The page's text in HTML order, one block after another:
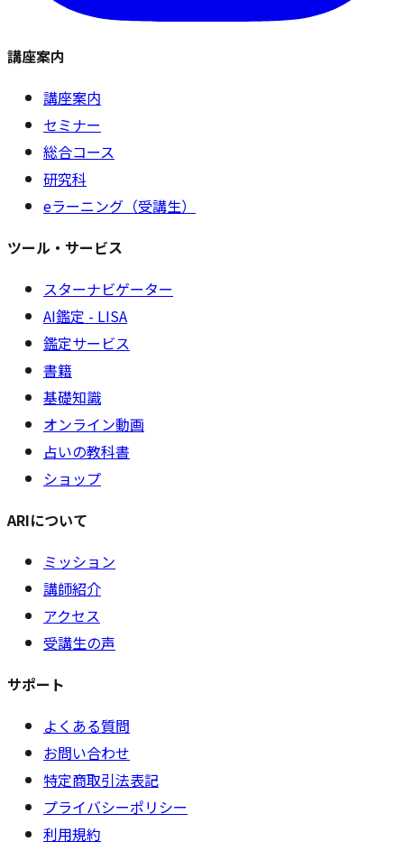
講座案内
講座案内
セミナー
総合コース
研究科
eラーニング（受講生）
ツール・サービス
スターナビゲーター
AI鑑定 - LISA
鑑定サービス
書籍
基礎知識
オンライン動画
占いの教科書
ショップ
ARIについて
ミッション
講師紹介
アクセス
受講生の声
サポート
よくある質問
お問い合わせ
特定商取引法表記
プライバシーポリシー
利用規約